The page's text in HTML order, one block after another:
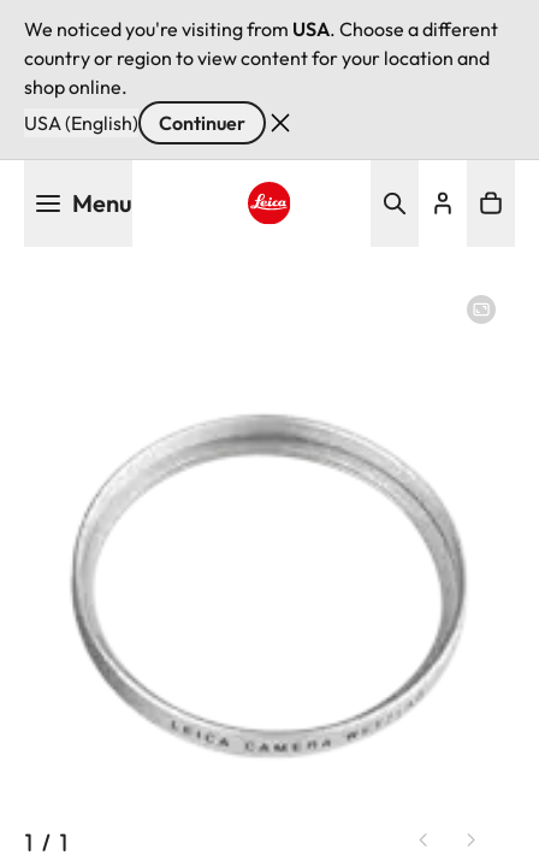
We noticed you're visiting from USA. Choose a different
country or region to view content for your location and
shop online.
USA (English)
Continuer
Menu
1 / 1